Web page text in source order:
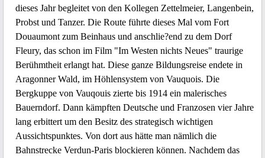
dieses Jahr begleitet von den Kollegen Zettelmeier, Langenbein,
Probst und Tanzer. Die Route führte dieses Mal vom Fort
Douaumont zum Beinhaus und anschlie?end zu dem Dorf
Fleury, das schon im Film "Im Westen nichts Neues" traurige
Berühmtheit erlangt hat. Diese ganze Bildungsreise endete in
Aragonner Wald, im Höhlensystem von Vauquois. Die
Bergkuppe von Vauqouis zierte bis 1914 ein malerisches
Bauerndorf. Dann kämpften Deutsche und Franzosen vier Jahre
lang erbittert um den Besitz des strategisch wichtigen
Aussichtspunktes. Von dort aus hätte man nämlich die
Bahnstrecke Verdun-Paris blockieren können. Nachdem das